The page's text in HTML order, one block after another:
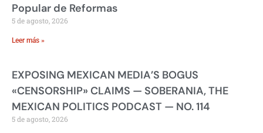
Popular de Reformas
5 de agosto, 2026
Leer más »
EXPOSING MEXICAN MEDIA’S BOGUS
«CENSORSHIP» CLAIMS — SOBERANIA, THE
MEXICAN POLITICS PODCAST — NO. 114
5 de agosto, 2026